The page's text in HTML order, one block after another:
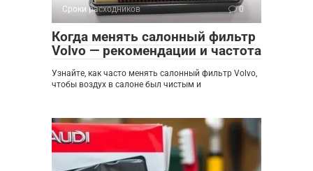
Сроки расходников 0
Когда менять салонный фильтр
Volvo — рекомендации и частота
Узнайте, как часто менять салонный фильтр Volvo,
чтобы воздух в салоне был чистым и